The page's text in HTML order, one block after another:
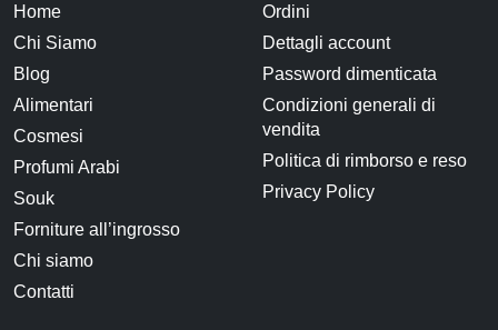
Home
Chi Siamo
Blog
Alimentari
Cosmesi
Profumi Arabi
Souk
Forniture all’ingrosso
Chi siamo
Contatti
Ordini
Dettagli account
Password dimenticata
Condizioni generali di
vendita
Politica di rimborso e reso
Privacy Policy